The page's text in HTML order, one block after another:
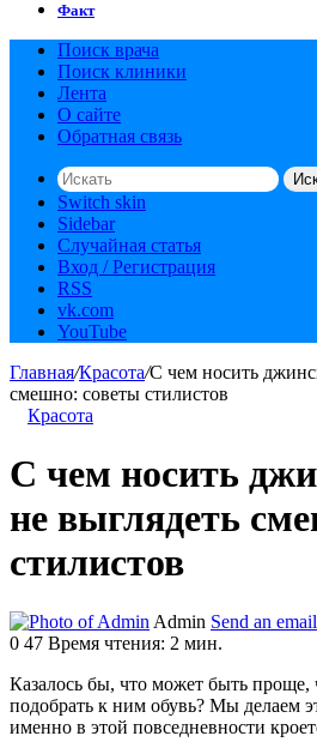
Факт
Поиск врача
Поиск клиники
Лента
О сайте
Обратная связь
Switch skin
Sidebar
Случайная статья
Вход / Регистрация
RSS
vk.com
YouTube
Главная/Красота/С чем носить
смешно: советы стилистов
Красота
С чем носить
не выглядеть
стилистов
Admin Send an email
0 47 Время чтения: 2 мин.
Казалось бы, что может быть
подобрать к ним обувь? Мы делаем
именно в этой повседневности